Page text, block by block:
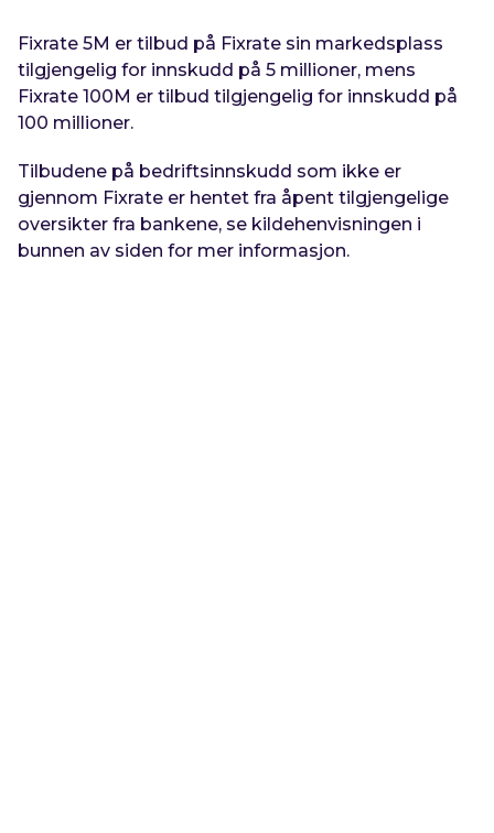
Fixrate 5M er tilbud på Fixrate sin markedsplass
tilgjengelig for innskudd på 5 millioner, mens
Fixrate 100M er tilbud tilgjengelig for innskudd på
100 millioner.
Tilbudene på bedriftsinnskudd som ikke er
gjennom Fixrate er hentet fra åpent tilgjengelige
oversikter fra bankene, se kildehenvisningen i
bunnen av siden for mer informasjon.